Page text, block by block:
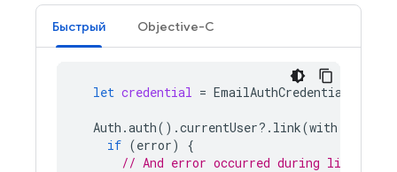
Быстрый Objective-C
let credential = EmailAuthCredential
Auth .auth().currentUser?. link(with
if (error)
{
// And error occurred during linking.